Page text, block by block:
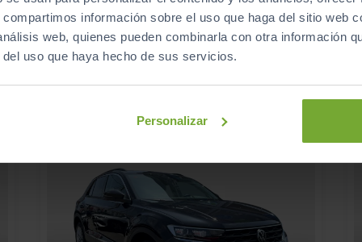
información sobre el uso que haga del sitio web
web, quienes pueden combinarla con otra información
uso que haya hecho de sus servicios.
Personalizar
97.067
Automático
Híbrido